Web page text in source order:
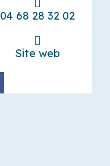
04 68 28 32 02
Site web